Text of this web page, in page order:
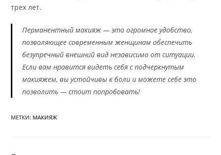
трех лет.
Перманентный макияж — это огромное удобство,
позволяющее современным женщинам обеспечить
безупречный внешний вид независимо от ситуации.
Если вам нравится видеть себя с подчеркнутым
макияжем, вы устойчивы к боли и можете себе это
позволить — стоит попробовать!
МЕТКИ: МАКИЯЖ